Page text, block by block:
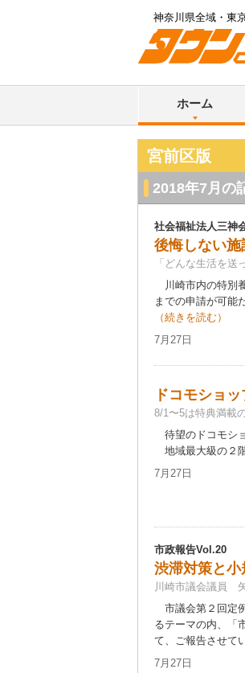
神奈川県全域・東
ホーム
宮前区版
2018年7月の
社会福祉法人三神
後悔しない施
「どんな生活を送
川崎市内の特別
までの申請が可
（続きを読む）
7月27日
ドコモショ
8/1〜5は特典満載
待望のドコモシ
地域最大級の２
7月27日
市政報告Vol.20
渋滞対策と
川崎市議会議員
市議会第２回定
るテーマの内、「
て、ご報告させて
7月27日